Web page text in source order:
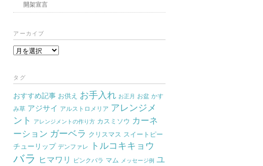
開架宣言
アーカイブ
ア
イ
ブ
タグ
おすすめ記事 お供え お手入れ お正月 お盆 かす
み草 アジサイ アルストロメリア アレンジメ
ント
アレンジメントの作り方 カスミソウ カーネ
ーション ガーベラ クリスマス スイートピー
チューリップ デンファレ トルコキキョウ
バラ ヒマワリ ピンクバラ マム メッセージ例 ユ